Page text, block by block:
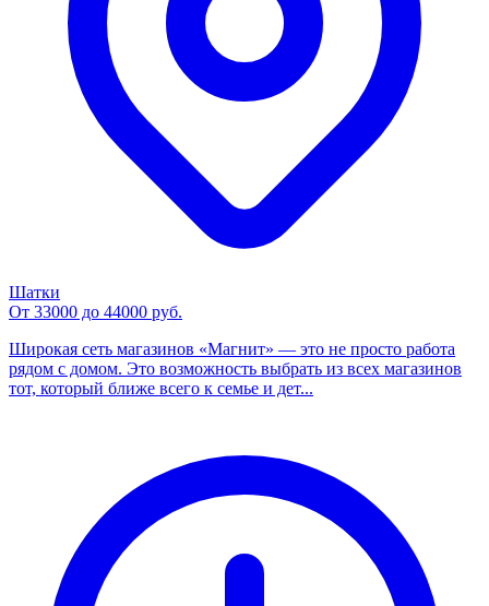
Шатки
От 33000 до 44000 руб.
Широкая сеть магазинов «Магнит» — это не просто работа
рядом с домом. Это возможность выбрать из всех магазинов
тот, который ближе всего к семье и дет...